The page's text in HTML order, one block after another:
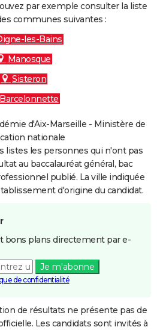
par exemple consulter la liste
communes suivantes :
les-Bains
Manosque
Sisteron
Barcelonnette
d'Aix-Marseille - Ministère de
nationale
listes les personnes qui n'ont pas
au baccalauréat général, bac
publié. La ville indiquée
d'origine du candidat.
bons plans directement par e-
Je m'abonne
de confidentialité
de résultats ne présente pas de
Les candidats sont invités à